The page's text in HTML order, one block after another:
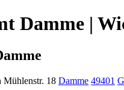
Damme |
Mühlenstr. 18 Damme 49401